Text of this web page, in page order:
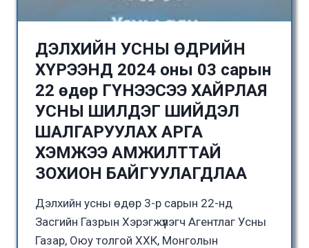
ДЭЛХИЙН УСНЫ ӨДРИЙН
ХҮРЭЭНД 2024 оны 03 сарын
22 өдөр ГҮНЭЭСЭЭ ХАЙРЛАЯ
УСНЫ ШИЛДЭГ ШИЙДЭЛ
ШАЛГАРУУЛАХ АРГА
ХЭМЖЭЭ АМЖИЛТТАЙ
ЗОХИОН БАЙГУУЛАГДЛАА
Дэлхийн усны өдөр 3-р сарын 22-нд
Засгийн Газрын Хэрэгжүүлэгч Агентлаг Усны
Газар, Оюу толгой ХХК, Монголын